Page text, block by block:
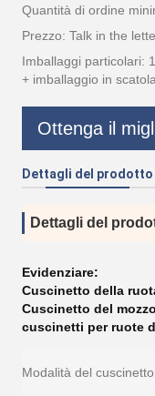
Quantità di ordine
Prezzo: Talk in the
Imballaggi particolari:
+ imballaggio in
Ottenga il
Dettagli del prodotto
Dettagli del
Evidenziare:
Cuscinetto della
Cuscinetto del
cuscinetti per ruote
Modalità del